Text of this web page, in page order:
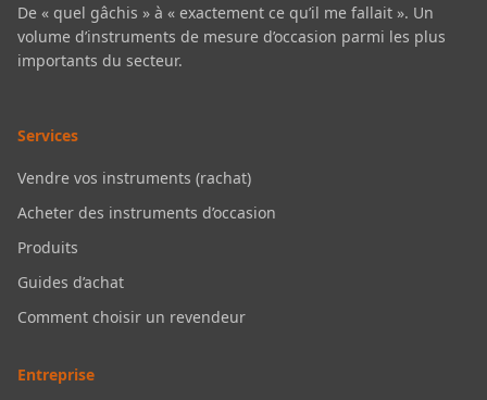
De « quel gâchis » à « exactement ce qu’il me fallait ». Un
volume d’instruments de mesure d’occasion parmi les plus
importants du secteur.
Services
Vendre vos instruments (rachat)
Acheter des instruments d’occasion
Produits
Guides d’achat
Comment choisir un revendeur
Entreprise